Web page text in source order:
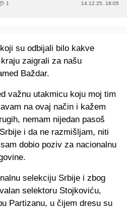
1 14.12.25. 18:05
su odbijali bilo kakve
zaigrali za našu
Baždar.
važnu utakmicu koju moj tim
na ovaj način i kažem
nemam nijedan pasoš
i da ne razmišljam, niti
dobio poziv za nacionalnu
selekciju Srbije i zbog
selektoru Stojkoviću,
Partizanu, u čijem dresu su